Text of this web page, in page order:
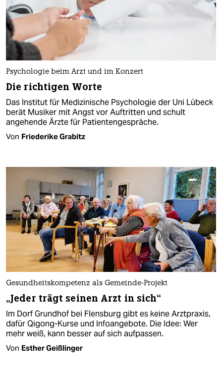
Psychologie beim Arzt und im Konzert
Die richtigen Worte
Das Institut für Medizinische Psychologie der Uni Lübeck
berät Musiker mit Angst vor Auftritten und schult
angehende Ärzte für Patientengespräche.
Von Friederike Grabitz
Gesundheitskompetenz als Gemeinde-Projekt
„Jeder trägt seinen Arzt in sich“
Im Dorf Grundhof bei Flensburg gibt es keine Arztpraxis,
dafür Qigong-Kurse und Infoangebote. Die Idee: Wer
mehr weiß, kann besser auf sich aufpassen.
Von Esther Geißlinger